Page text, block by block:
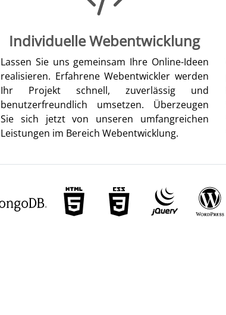
Individuelle Webentwicklung
Lassen Sie uns gemeinsam Ihre Online-Ideen
realisieren. Erfahrene Webentwickler werden
Ihr Projekt schnell, zuverlässig und
benutzerfreundlich umsetzen. Überzeugen
Sie sich jetzt von unseren umfangreichen
Leistungen im Bereich Webentwicklung.